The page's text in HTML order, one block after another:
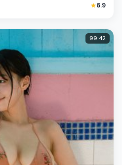
6.9
99:42